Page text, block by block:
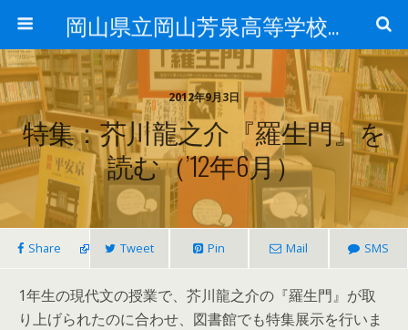
岡山県立岡山芳泉高等学校図書館
2012年9月3日
特集：芥川龍之介『羅生門』を
読む（’12年6月）
Share Tweet Pin Mail SMS
1年生の現代文の授業で、芥川龍之介の『羅生門』が取
り上げられたのに合わせ、図書館でも特集展示を行いま